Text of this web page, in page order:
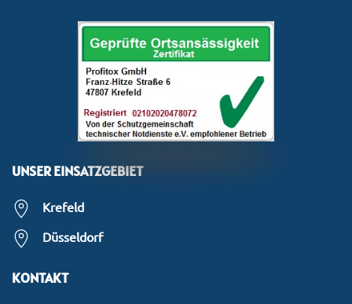
UNSER EINSATZGEBIET
Krefeld
Düsseldorf
KONTAKT